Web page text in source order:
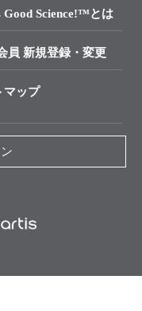
Good Science!™とは
員 新規登録・変更
マップ